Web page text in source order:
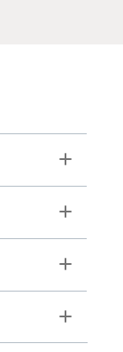
Toggle
Toggle
Toggle
Toggle